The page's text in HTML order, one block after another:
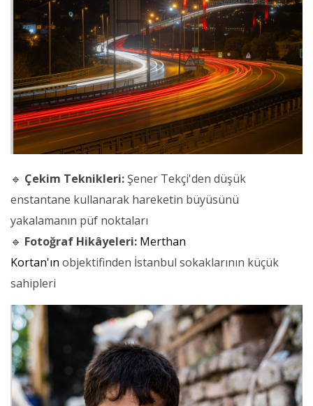
🔹 Çekim Teknikleri: Şener Tekçi'den düşük
enstantane kullanarak hareketin büyüsünü
yakalamanın püf noktaları
🔹 Fotoğraf Hikâyeleri: Merthan
Kortan'ın objektifinden İstanbul sokaklarının küçük
sahipleri